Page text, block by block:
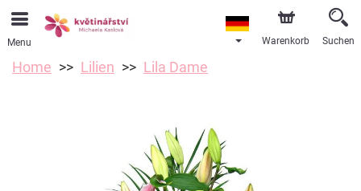
Menu Warenkorb Suchen
Home Lilien Lila Dame